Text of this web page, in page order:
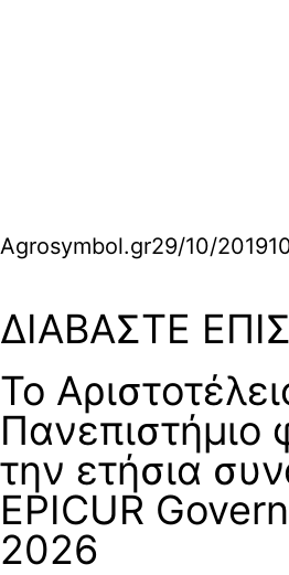
Agrosymbol.gr29/10/2019
ΔΙΑΒΑΣΤΕ
Το
Πανεπιστήμιο
την ετήσια
EPICUR
2026